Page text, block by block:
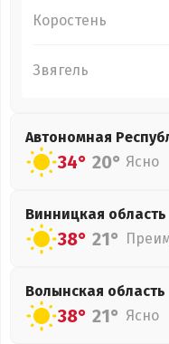
Коростень
Звягель
Автономная
34° 20° Ясно
Винницкая область
38° 21°
Волынская область
38° 21° Ясно